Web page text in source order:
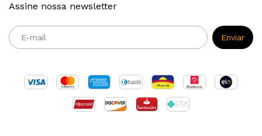
Assine nossa newsletter